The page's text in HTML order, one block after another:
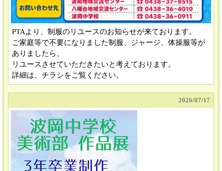
PTAより、制服のリユースのお知らせが来ております。
ご家庭等で不要になりました制服、ジャージ、体操服等が
ありましたら、
リユースさせていただきたいと考えております。
詳細は、チラシをご覧ください。
2026/07/17